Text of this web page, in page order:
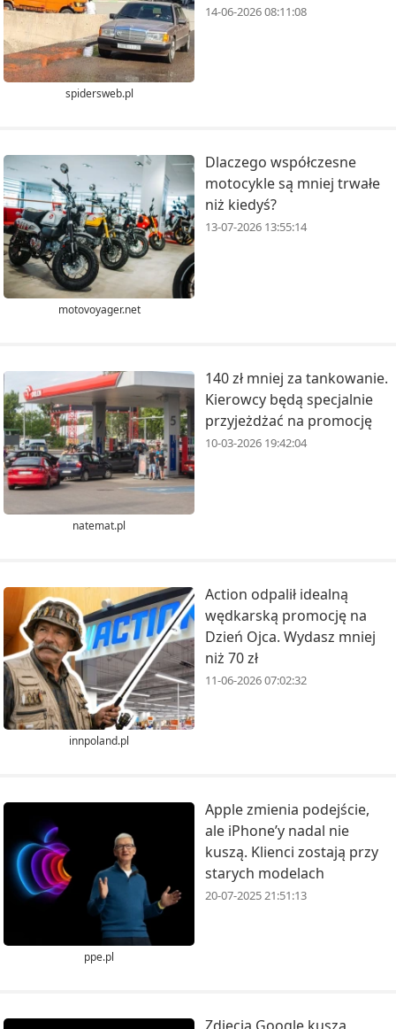
spidersweb.pl
14-06-2026 08:11:08
motovoyager.net
Dlaczego współczesne
motocykle są mniej trwałe
niż kiedyś?
13-07-2026 13:55:14
natemat.pl
140 zł mniej za tankowanie.
Kierowcy będą specjalnie
przyjeżdżać na promocję
10-03-2026 19:42:04
innpoland.pl
Action odpalił idealną
wędkarską promocję na
Dzień Ojca. Wydasz mniej
niż 70 zł
11-06-2026 07:02:32
ppe.pl
Apple zmienia podejście,
ale iPhone’y nadal nie
kuszą. Klienci zostają przy
starych modelach
20-07-2025 21:51:13
Zdjęcia Google kuszą